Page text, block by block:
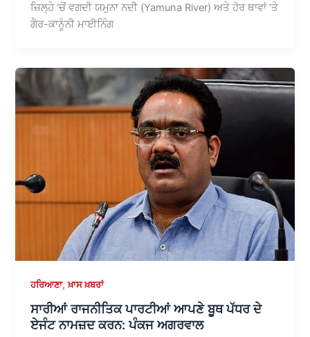
ਜ਼ਿਲ੍ਹੇ ‘ਚੋਂ ਵਗਦੀ ਯਮੁਨਾ ਨਦੀ (Yamuna River) ਅਤੇ ਹੋਰ ਥਾਵਾਂ ‘ਤੇ
ਗੈਰ-ਕਾਨੂੰਨੀ ਮਾਈਨਿੰਗ
ਹਰਿਆਣਾ,ਖ਼ਾਸ ਖ਼ਬਰਾਂ
ਸਾਰੀਆਂ ਰਾਜਨੀਤਿਕ ਪਾਰਟੀਆਂ ਆਪਣੇ ਬੂਥ ਪੱਧਰ ਦੇ
ਏਜੰਟ ਨਾਮਜ਼ਦ ਕਰਨ: ਪੰਕਜ ਅਗਰਵਾਲ